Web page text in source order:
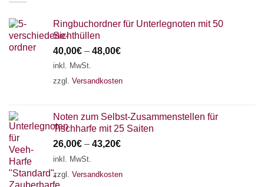
Ringbuchordner für Unterlegnoten mit 50
Sichthüllen
40,00€ – 48,00€
inkl. MwSt.
zzgl. Versandkosten
Noten zum Selbst-Zusammenstellen für
Tischharfe mit 25 Saiten
26,00€ – 43,20€
inkl. MwSt.
zzgl. Versandkosten